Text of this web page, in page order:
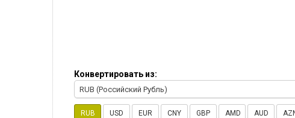
Конвертировать из:
RUB (Российский Рубль)
RUB USD EUR CNY GBP AMD AUD